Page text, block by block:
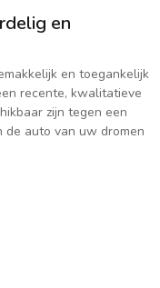
en
en toegankelijk
recente, kwalitatieve
zijn tegen een
de auto van uw dromen